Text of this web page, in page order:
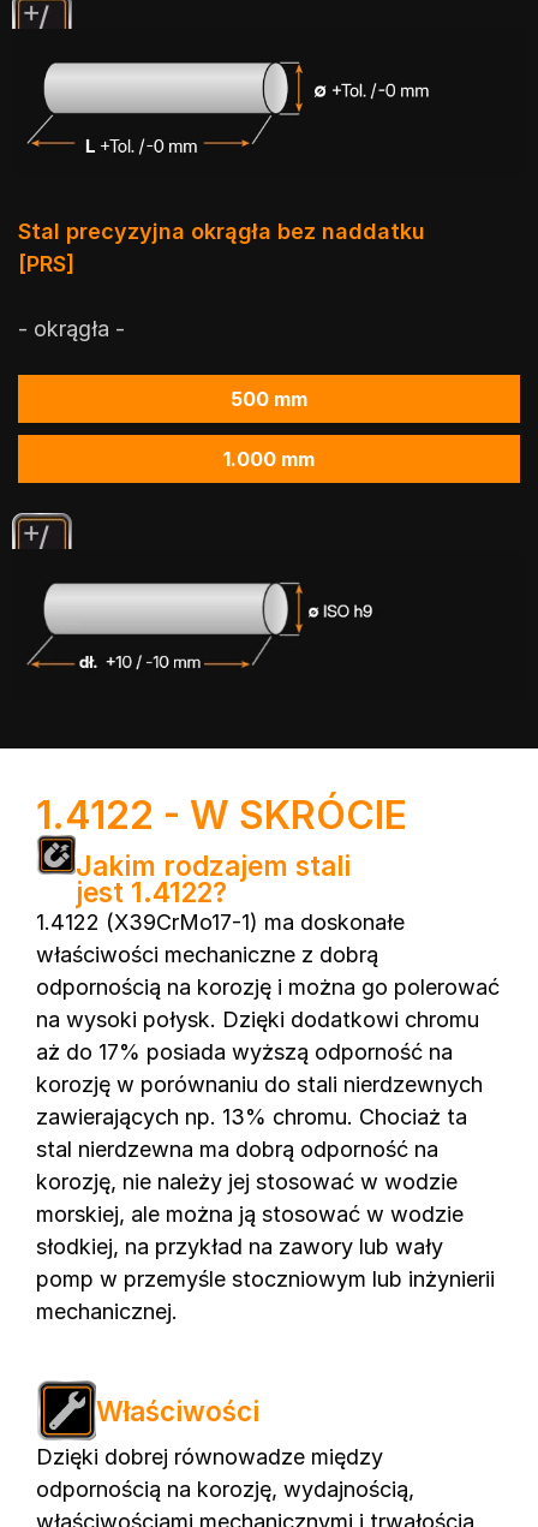
Stal precyzyjna okrągła bez naddatku
[PRS]
- okrągła -
500 mm
1.000 mm
1.4122 - W SKRÓCIE
Jakim rodzajem stali
jest 1.4122?
1.4122 (X39CrMo17-1) ma doskonałe
właściwości mechaniczne z dobrą
odpornością na korozję i można go polerować
na wysoki połysk. Dzięki dodatkowi chromu
aż do 17% posiada wyższą odporność na
korozję w porównaniu do stali nierdzewnych
zawierających np. 13% chromu. Chociaż ta
stal nierdzewna ma dobrą odporność na
korozję, nie należy jej stosować w wodzie
morskiej, ale można ją stosować w wodzie
słodkiej, na przykład na zawory lub wały
pomp w przemyśle stoczniowym lub inżynierii
mechanicznej.
Właściwości
Dzięki dobrej równowadze między
odpornością na korozję, wydajnością,